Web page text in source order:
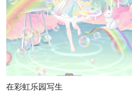
在彩虹乐园写生